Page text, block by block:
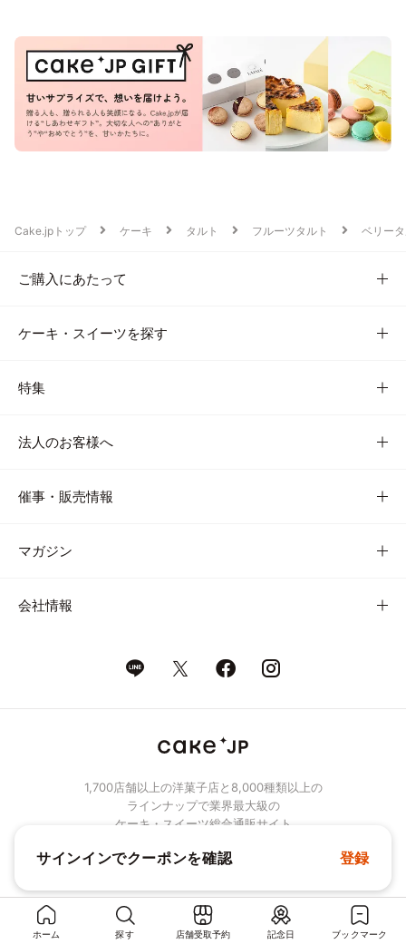
ホーム 探す 店舗受取予約 記念日 ブックマーク
Cake.jpトップ ケーキ タルト フルーツタルト ベリー
ご購入にあたって
ケーキ・スイーツを探す
特集
法人のお客様へ
催事・販売情報
マガジン
会社情報
1,700店舗以上の洋菓子店と8,000種類以上の
ラインナップで業界最大級の
ケーキ・スイーツ総合通販サイト
© Cake.jp Co., Ltd.
サインインでクーポンを確認 登録